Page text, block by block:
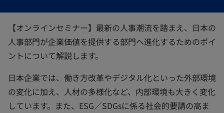
【オンラインセミナー】最新の人事潮流を踏まえ、日本の
人事部門が企業価値を提供する部門へ進化するためのポイ
ントについて解説します。
日本企業では、働き方改革やデジタル化といった外部環境
の変化に加え、人材の多様化など、内部環境も大きく変化
しています。また、ESG／SDGsに係る社会的要請の高ま